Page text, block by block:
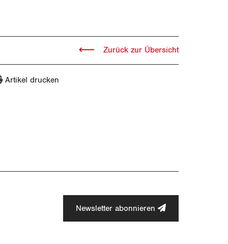
Zurück zur Übersicht
Artikel drucken
Newsletter abonnieren